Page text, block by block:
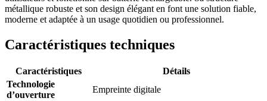
métallique robuste et son design élégant en font une solution fiable,
moderne et adaptée à un usage quotidien ou professionnel.
Caractéristiques techniques
Caractéristiques
Détails
Technologie
d’ouverture
Empreinte digitale